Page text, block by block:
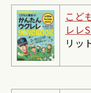
こど
レレ
リッ